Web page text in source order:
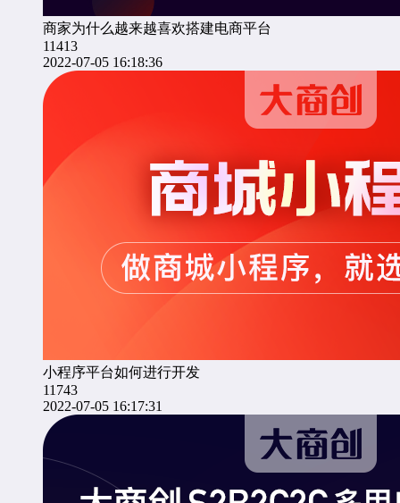
商家为什么越来越喜欢搭建电商平台
11413
2022-07-05 16:18:36
小程序平台如何进行开发
11743
2022-07-05 16:17:31